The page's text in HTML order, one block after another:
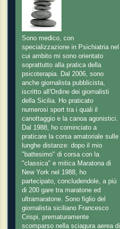
Sono medico, con
specializzazione in Psichiatria nel
cui ambito mi sono orientato
soprattutto alla pratica della
psicoterapia. Dal 2006, sono
anche giornalista pubblicista,
iscritto all'Ordine dei giornalisti
della Sicilia. Ho praticato
numerosi sport tra i quali il
canottaggio e la canoa agonistici.
Dal 1988, ho cominciato a
praticare la corsa amatoriale sulle
lunghe distanze: dopo il mio
"battesimo" di corsa con la
"classica" e mitica Maratona di
New York nel 1988, ho
partecipato, concludendole, a più
di 200 gare tra maratone ed
ultramaratone. Sono figlio del
giornalista siciliano Francesco
Crispi, prematuramente
scomparso nella sciagura aerea di